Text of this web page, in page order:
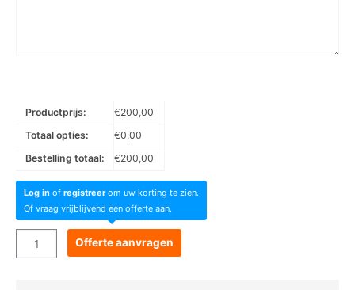
Productprijs: €200,00
Totaal opties:
€0,00
Bestelling totaal:
€200,00
Log in of registreerom uw korting te zien.
Of vraag vrijblijvend een offerte aan.
Goboservice
-
Offerte aanvragen